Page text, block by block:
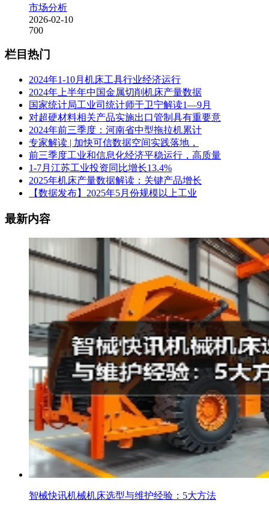
市场分析
2026-02-10
700
栏目热门
2024年1-10月机床工具行业经济运行
2024年上半年中国金属切削机床产量数据
国家统计局工业司统计师于卫宁解读1—9月
对超硬材料相关产品实施出口管制具有重要意
2024年前三季度：河南省中型拖拉机累计
专家解读 | 加快可信数据空间实践落地，
前三季度工业和信息化经济平稳运行，高质量
1-7月江苏工业投资同比增长13.4%
2025年机床产量数据解读：关键产品增长
【数据发布】2025年5月份规模以上工业
最新内容
智械快讯机械机床选型与维护经验：5大方法